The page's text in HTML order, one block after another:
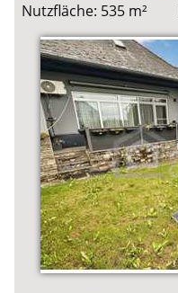
Nutzfläche: 535 m²